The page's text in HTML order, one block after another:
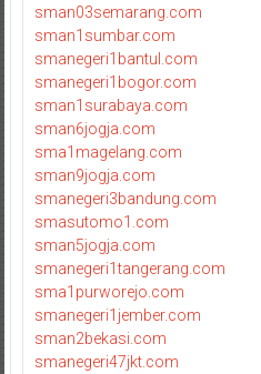
sman03semarang.com
sman1sumbar.com
smanegeri1bantul.com
smanegeri1bogor.com
sman1surabaya.com
sman6jogja.com
sma1magelang.com
sman9jogja.com
smanegeri3bandung.com
smasutomo1.com
sman5jogja.com
smanegeri1tangerang.com
sma1purworejo.com
smanegeri1jember.com
sman2bekasi.com
smanegeri47jkt.com